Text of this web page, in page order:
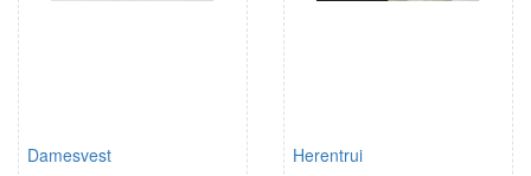
Damesvest Herentrui